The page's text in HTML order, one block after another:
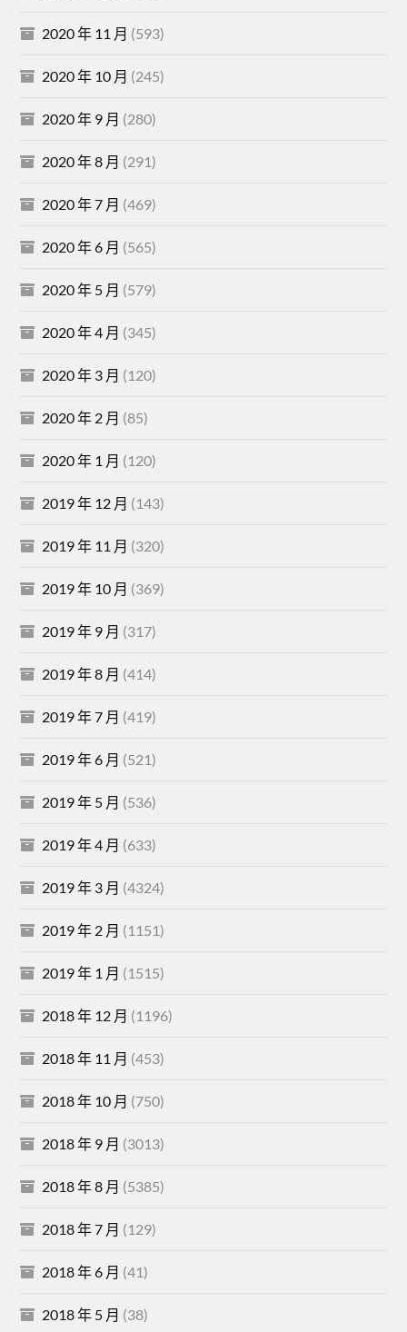
2020 年 11 月 (593)
2020 年 10 月 (245)
2020 年 9 月 (280)
2020 年 8 月 (291)
2020 年 7 月 (469)
2020 年 6 月 (565)
2020 年 5 月 (579)
2020 年 4 月 (345)
2020 年 3 月 (120)
2020 年 2 月 (85)
2020 年 1 月 (120)
2019 年 12 月 (143)
2019 年 11 月 (320)
2019 年 10 月 (369)
2019 年 9 月 (317)
2019 年 8 月 (414)
2019 年 7 月 (419)
2019 年 6 月 (521)
2019 年 5 月 (536)
2019 年 4 月 (633)
2019 年 3 月 (4324)
2019 年 2 月 (1151)
2019 年 1 月 (1515)
2018 年 12 月 (1196)
2018 年 11 月 (453)
2018 年 10 月 (750)
2018 年 9 月 (3013)
2018 年 8 月 (5385)
2018 年 7 月 (129)
2018 年 6 月 (41)
2018 年 5 月 (38)